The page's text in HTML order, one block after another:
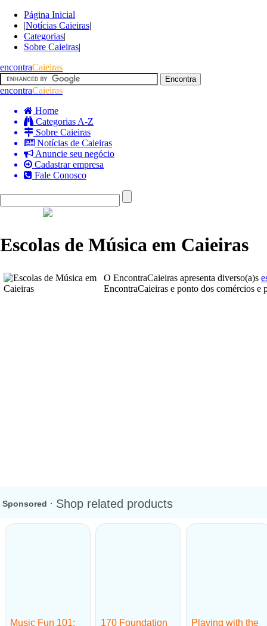
Página Inicial
|Notícias Caieiras|
Categorias|
Sobre Caieiras|
encontraCaieiras
encontraCaieiras
Home
Categorias A-Z
Sobre Caieiras
Notícias de Caieiras
Anuncie seu negócio
Cadastrar empresa
Fale Conosco
Escolas de Música em Caieiras
O EncontraCaieiras apresenta diverso(a)s
EncontraCaieiras e ponto dos comércios e